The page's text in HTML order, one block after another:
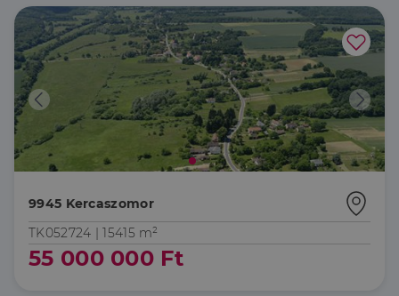
9945 Kercaszomor
TK052724 |15415 m²
55 000 000 Ft